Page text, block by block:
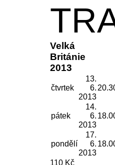
Velká
Británie
2013
čtvrtek
13.
6.
2013
pátek
14.
6.
2013
pondělí
17.
6.
2013
110 Kč